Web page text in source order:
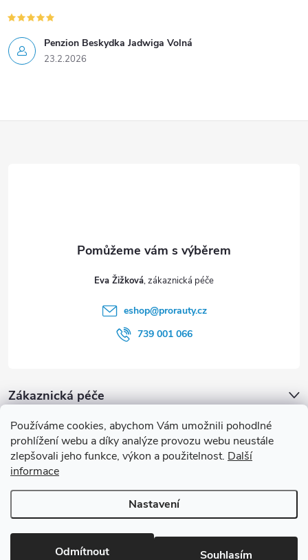
Používáme cookies, abychom Vám umožnili pohodlné
prohlížení webu a díky analýze provozu webu neustále
zlepšovali jeho funkce, výkon a použitelnost. Další
informace
Nastavení
Odmítnout Souhlasím
Penzion Beskydka Jadwiga Volná
23.2.2026
Zákaznická péče
proRauty.cz
Blog
Eva Žižková
eshop@prorauty.cz
739 001 066
Copyright 2026proRauty.cz. Všechna práva vyhrazena.Upravit
nastavení cookies